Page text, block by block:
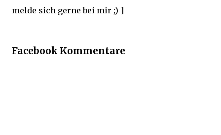
melde sich gerne bei mir ;) ]
Facebook Kommentare